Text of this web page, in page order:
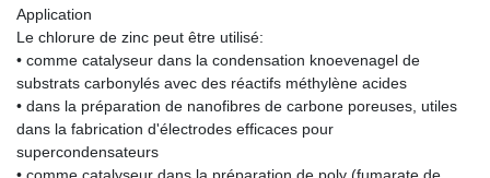
Application
Le chlorure de zinc peut être utilisé:
• comme catalyseur dans la condensation knoevenagel de
substrats carbonylés avec des réactifs méthylène acides
• dans la préparation de nanofibres de carbone poreuses, utiles
dans la fabrication d'électrodes efficaces pour
supercondensateurs